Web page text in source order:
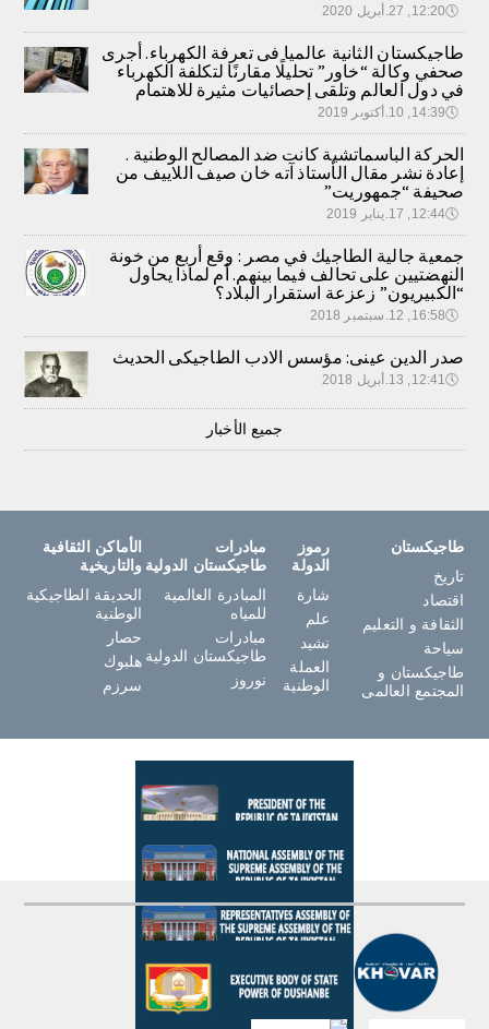
🕔12:20, 27.أبريل 2020
طاجيكستان الثانية عالميا فى تعرفة الكهرباء. أجرى
صحفي وكالة “خاور” تحليلًا مقارنًا لتكلفة الكهرباء
في دول العالم وتلقى إحصائيات مثيرة للاهتمام
🕔14:39, 10.أكتوبر 2019
الحركة الباسماتشية كانت ضد المصالح الوطنية .
إعادة نشر مقال الأستاذ آته خان صيف اللاييف من
صحيفة “جمهوريت”
🕔12:44, 17.يناير 2019
جمعية جالية الطاجيك في مصر : وقع أربع من خونة
النهضتيين على تحالف فيما بينهم. أم لماذا يحاول
“الكبيريون” زعزعة استقرار البلاد؟
🕔16:58, 12.سبتمبر 2018
صدر الدين عينى: مؤسس الادب الطاجيكى الحديث
🕔12:41, 13.أبريل 2018
جميع الأخبار
طاجيكستان
تاريخ
اقتصاد
الثقافة و التعليم
سياحة
طاجيكستان و
المجتمع العالمى
رموز
الدولة
شارة
علم
نشيد
العملة
الوطنية
مبادرات
طاجيكستان الدولية
المبادرة العالمية
للمياه
مبادرات
طاجيكستان الدولية
نوروز
الأماكن الثقافية
والتاريخية
الحديقة الطاجيكية
الوطنية
حصار
هلبوك
سرزم